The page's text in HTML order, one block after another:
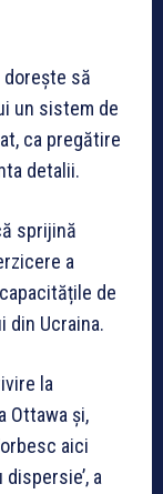
dorește să
un sistem de
ca pregătire
detalii.
sprijină
a
de
din Ucraina.
la
Ottawa și,
aici
a